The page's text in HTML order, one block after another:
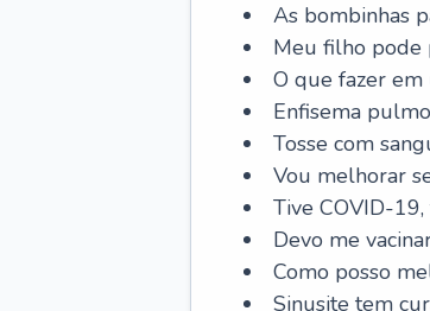
As bombinhas
Meu filho pode
O que fazer em
Enfisema
Tosse com
Vou melhorar
Tive COVID-
Devo me
Como posso
Sinusite tem